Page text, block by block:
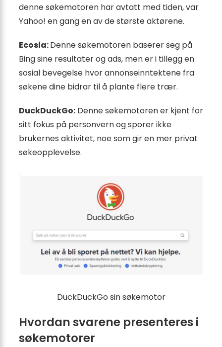
denne søkemotoren har avtatt med tiden, var
Yahoo! en gang en av de største aktørene.
Ecosia:Denne søkemotoren baserer seg på
Bing sine resultater og ads, men er i tillegg en
sosial bevegelse hvor annonseinntektene fra
søkene dine bidrar til å plante flere trær.
DuckDuckGo: Denne søkemotoren er kjent for
sitt fokus på personvern og sporer ikke
brukernes aktivitet, noe som gir en mer privat
søkeopplevelse.
DuckDuckGo sin søkemotor
Hvordan svarene presenteres i
søkemotorer